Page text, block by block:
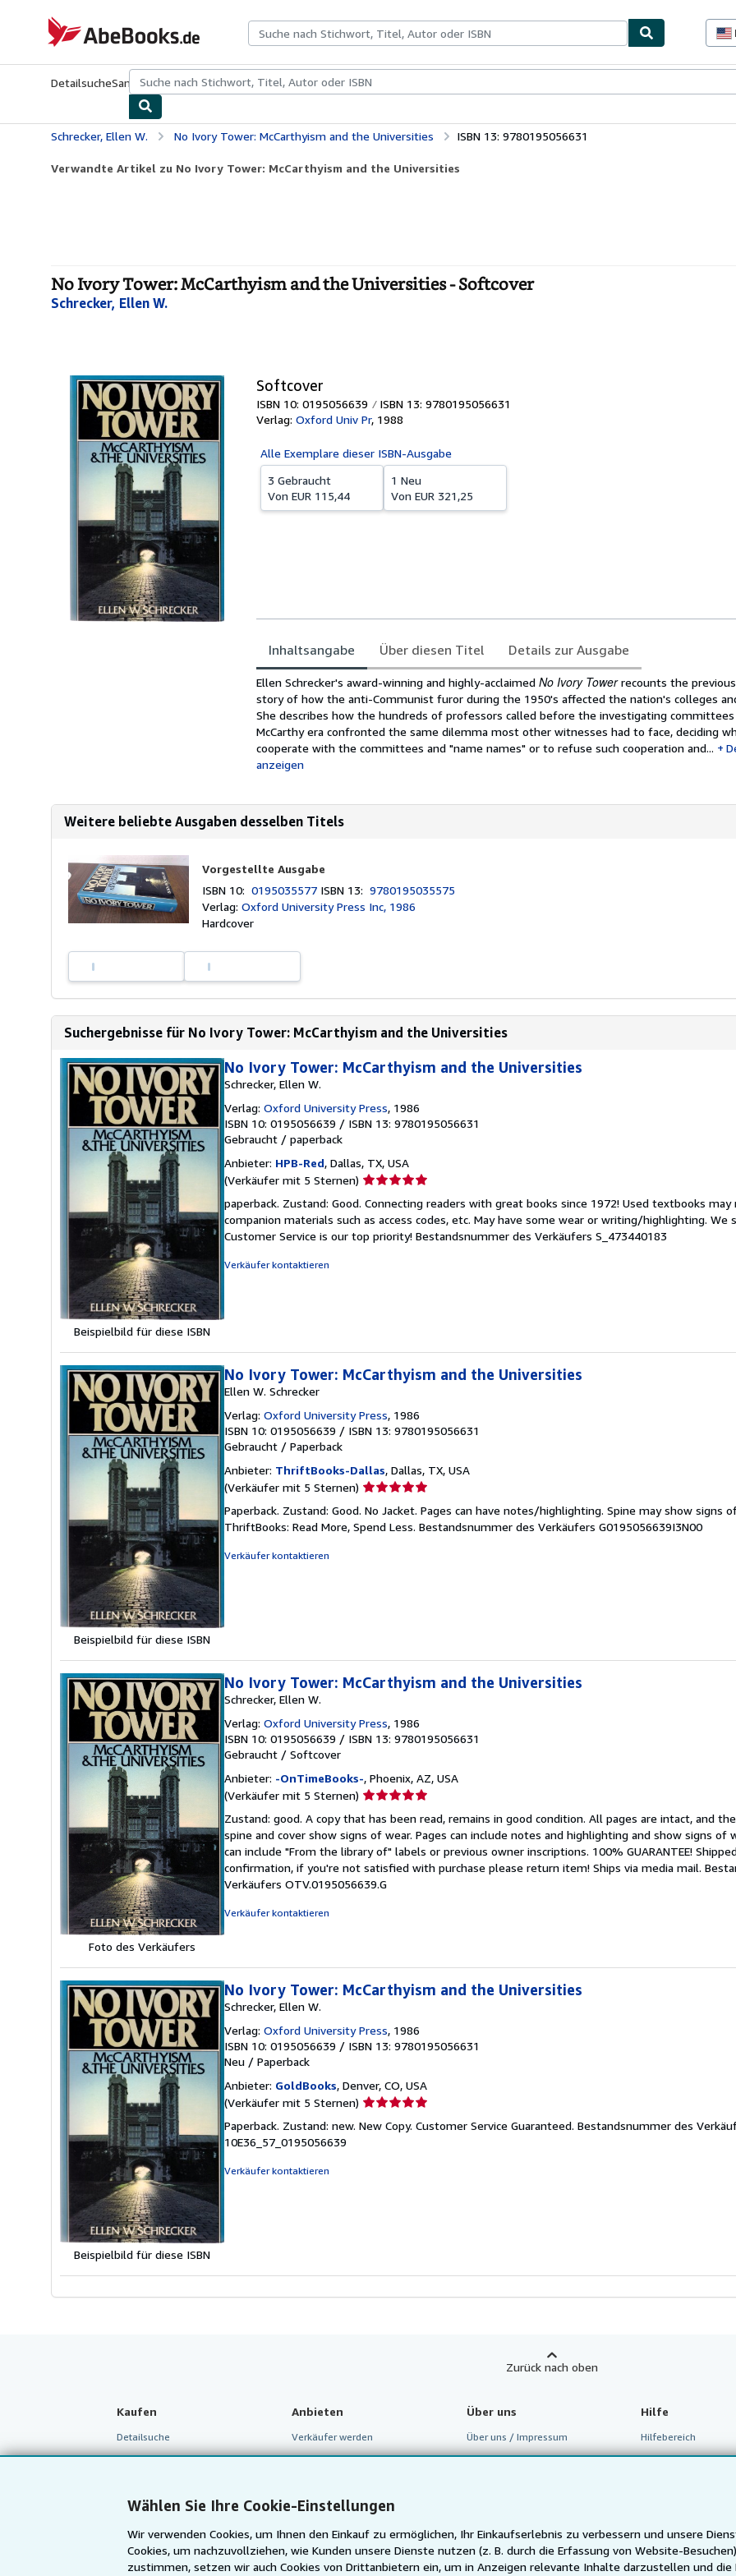
Wählen Sie Ihre Cookie-Einstellungen
Wir verwenden Cookies, um Ihnen den Einkauf zu ermöglichen, Ihr Einkaufserlebnis zu verbessern und unsere
Cookies, um nachzuvollziehen, wie Kunden unsere Dienste nutzen (z. B. durch die Erfassung von Website-
zustimmen, setzen wir auch Cookies von Drittanbietern ein, um in Anzeigen relevante Inhalte darzustellen und
AbeBooks.de
DetailsucheSammlungenAntiquarische BücherKunst & Sammlerstücke
Schrecker, Ellen W. No Ivory Tower: McCarthyism and the Universities ISBN 13: 9780195056631
Verwandte Artikel zu No Ivory Tower: McCarthyism and the Universities
No Ivory Tower: McCarthyism and the Universities - Softcover
Schrecker, Ellen W.
Softcover
ISBN 10: 0195056639
ISBN 13: 9780195056631
Verlag: Oxford Univ Pr, 1988
Alle Exemplare dieser ISBN-Ausgabe
3 Gebraucht
Von EUR 115,44
1 Neu
Von EUR 321,25
Inhaltsangabe Über diesen Titel Details zur Ausgabe
Inhaltsangabe
Ellen Schrecker's award-winning and highly-acclaimed No Ivory Towerrecounts the
story of how the anti-Communist furor during the 1950's affected the nation's colleges
She describes how the hundreds of professors called before the investigating
McCarthy era confronted the same dilemma most other witnesses had to face, deciding
cooperate with the committees and "name names" or to refuse such cooperation and...
anzeigen
Weitere beliebte Ausgaben desselben Titels
Vorgestellte Ausgabe
ISBN 10:0195035577 ISBN 13:9780195035575
Verlag:Oxford University Press Inc, 1986
Hardcover
Suchergebnisse für No Ivory Tower: McCarthyism and the Universities
Beispielbild für diese ISBN
No Ivory Tower: McCarthyism and the Universities
Schrecker, Ellen W.
Verlag: Oxford University Press, 1986
ISBN 10: 0195056639 / ISBN 13: 9780195056631
Gebraucht / paperback
Anbieter: HPB-Red, Dallas, TX, USA
(Verkäufer mit 5 Sternen) Verkäuferbewertung
von
5
Sternen
paperback. Zustand: Good. Connecting readers with great books since 1972! Used textbooks
companion materials such as access codes, etc. May have some wear or writing/highlighting. We
Customer Service is our top priority! Bestandsnummer des Verkäufers S_473440183
Verkäufer kontaktieren
Beispielbild für diese ISBN
No Ivory Tower: McCarthyism and the Universities
Ellen W. Schrecker
Verlag: Oxford University Press, 1986
ISBN 10: 0195056639 / ISBN 13: 9780195056631
Gebraucht / Paperback
Anbieter: ThriftBooks-Dallas, Dallas, TX, USA
(Verkäufer mit 5 Sternen) Verkäuferbewertung
von
5
Paperback. Zustand: Good. No Jacket. Pages can have notes/highlighting. Spine may show signs
ThriftBooks: Read More, Spend Less. Bestandsnummer des Verkäufers G0195056639I3N00
Verkäufer kontaktieren
Foto des Verkäufers
No Ivory Tower: McCarthyism and the Universities
Schrecker, Ellen W.
Verlag: Oxford University Press, 1986
ISBN 10: 0195056639 / ISBN 13: 9780195056631
Gebraucht / Softcover
Anbieter: -OnTimeBooks-, Phoenix, AZ, USA
(Verkäufer mit 5 Sternen) Verkäuferbewertung
von
5
Sternen
Zustand: good. A copy that has been read, remains in good condition. All pages are intact, and
spine and cover show signs of wear. Pages can include notes and highlighting and show signs of
can include "From the library of" labels or previous owner inscriptions. 100% GUARANTEE!
confirmation, if you're not satisfied with purchase please return item! Ships via media mail.
Verkäufers OTV.0195056639.G
Verkäufer kontaktieren
Beispielbild für diese ISBN
No Ivory Tower: McCarthyism and the Universities
Schrecker, Ellen W.
Verlag: Oxford University Press, 1986
ISBN 10: 0195056639 / ISBN 13: 9780195056631
Neu / Paperback
Anbieter: GoldBooks, Denver, CO, USA
(Verkäufer mit 5 Sternen) Verkäuferbewertung
von
Paperback. Zustand: new. New Copy. Customer Service Guaranteed. Bestandsnummer des
10E36_57_0195056639
Verkäufer kontaktieren
Zurück nach oben
Kaufen
Detailsuche
Meine Bestellungen
Warenkorb
Anbieten
Verkäufer werden
Über uns
Über uns / Impressum
Cookie-Einstellungen
Cookie-Hinweis
Hilfe
Hilfebereich